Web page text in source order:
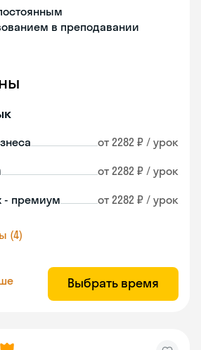
в преподавании
от 2282 ₽ / урок
от 2282 ₽ / урок
- премиум от 2282 ₽ / урок
(4)
Выбрать время